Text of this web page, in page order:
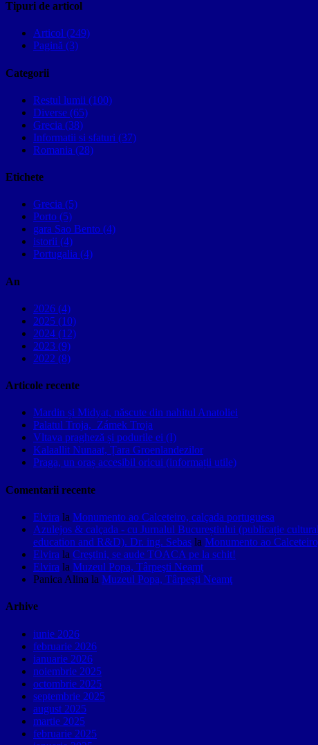
Tipuri de articol
Articol (249)
Pagină (3)
Categorii
Restul lumii (100)
Diverse (65)
Grecia (38)
Informatii si sfaturi (37)
Romania (28)
Etichete
Grecia (5)
Porto (5)
gara Sao Bento (4)
istorii (4)
Portugalia (4)
An
2026 (4)
2025 (10)
2024 (12)
2023 (9)
2022 (8)
Articole recente
Mardin și Midyat, născute din nahitul Anatoliei
Palatul Troja, Zámek Troja
Vltava pragheză și podurile ei (I)
Kalaallit Nunaat, Țara Groenlandezilor
Praga, un oraș accesibil oricui (informații utile)
Comentarii recente
Elvira la Monumento ao Calceteiro, calçada portuguesa
Azulejos & calçada - cu Jurnalul Bucureștiului (publicație
education and R&D). Dr. ing. Sebas la Monumento ao
Elvira la Creştini, se aude TOACA pe la schit!
Elvira la Muzeul Popa, Târpeşti Neamţ
Panica Alina la Muzeul Popa, Târpeşti Neamţ
Arhive
iunie 2026
februarie 2026
ianuarie 2026
noiembrie 2025
octombrie 2025
septembrie 2025
august 2025
martie 2025
februarie 2025